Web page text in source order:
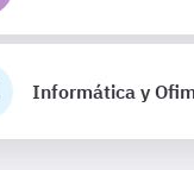
Informática y